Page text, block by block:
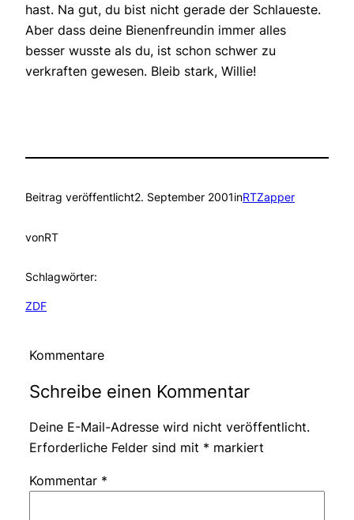
hast. Na gut, du bist nicht gerade der Schlaueste.
Aber dass deine Bienenfreundin immer alles
besser wusste als du, ist schon schwer zu
verkraften gewesen. Bleib stark, Willie!
Beitrag veröffentlicht2. September 2001inRTZapper
vonRT
Schlagwörter:
ZDF
Kommentare
Schreibe einen Kommentar
Deine E-Mail-Adresse wird nicht veröffentlicht.
Erforderliche Felder sind mit * markiert
Kommentar *